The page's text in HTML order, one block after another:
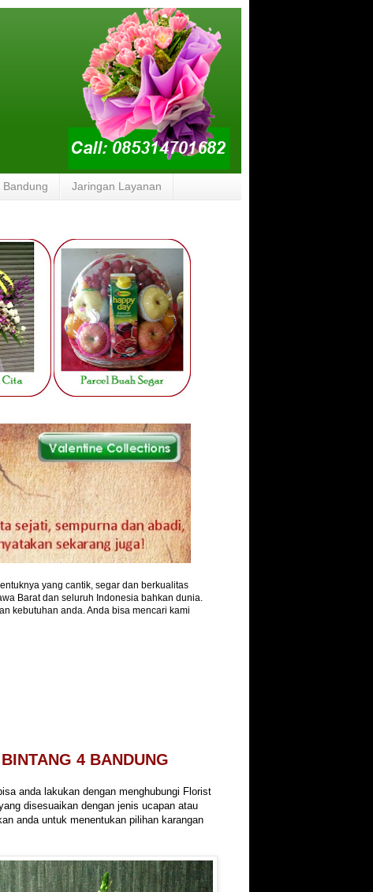
Bandung Jaringan Layanan
yang cantik, segar dan berkualitas
Barat dan seluruh Indonesia bahkan dunia.
kebutuhan anda. Anda bisa mencari kami
4 BANDUNG
anda lakukan dengan menghubungi Florist
disesuaikan dengan jenis ucapan atau
anda untuk menentukan pilihan karangan